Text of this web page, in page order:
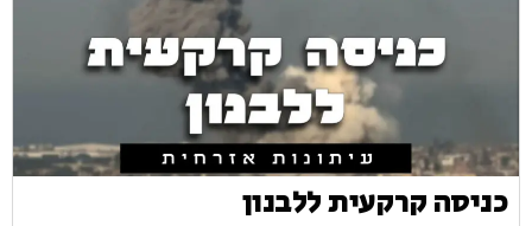
כניסה קרקעית ללבנון